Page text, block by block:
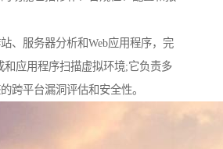
、服务器分析和Web应用程序，完
和应用程序扫描虚拟环境;它负责多
跨平台漏洞评估和安全性。